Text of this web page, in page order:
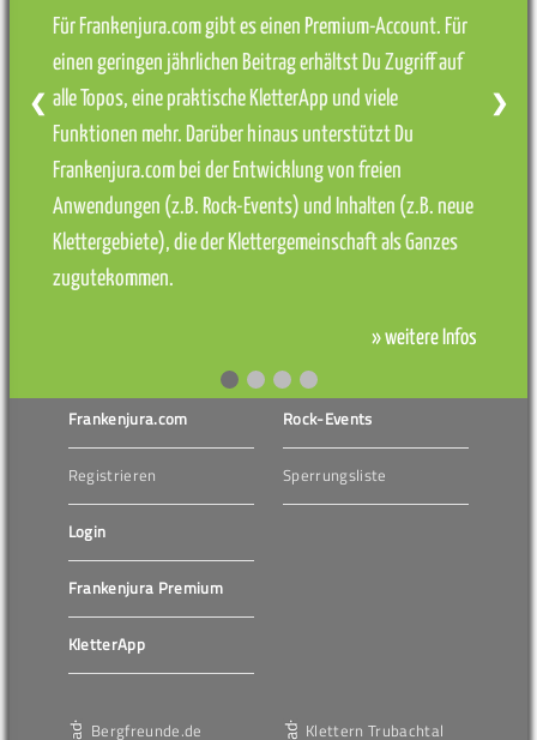
Für Frankenjura.com gibt es einen Premium-Account. Für
einen geringen jährlichen Beitrag erhältst Du Zugriff auf
alle Topos, eine praktische KletterApp und viele
Funktionen mehr. Darüber hinaus unterstützt Du
Frankenjura.com bei der Entwicklung von freien
Anwendungen (z.B. Rock-Events) und Inhalten (z.B. neue
Klettergebiete), die der Klettergemeinschaft als Ganzes
zugutekommen.
» weitere Infos
❮ ❯
Frankenjura.com
Registrieren
Login
Frankenjura Premium
KletterApp
Rock-Events
Sperrungsliste
Bergfreunde.de Klettern Trubachtal